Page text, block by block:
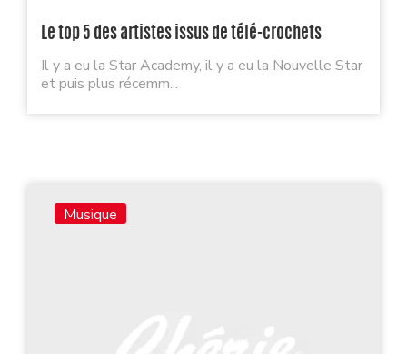
Le top 5 des artistes issus de télé-crochets
Il y a eu la Star Academy, il y a eu la Nouvelle Star
et puis plus récemm...
Musique